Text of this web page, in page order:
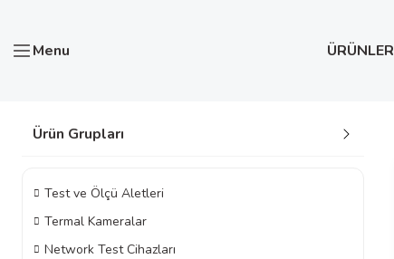
Menu ÜRÜNLER
Ürün Grupları
Test ve Ölçü Aletleri
Termal Kameralar
Network Test Cihazları